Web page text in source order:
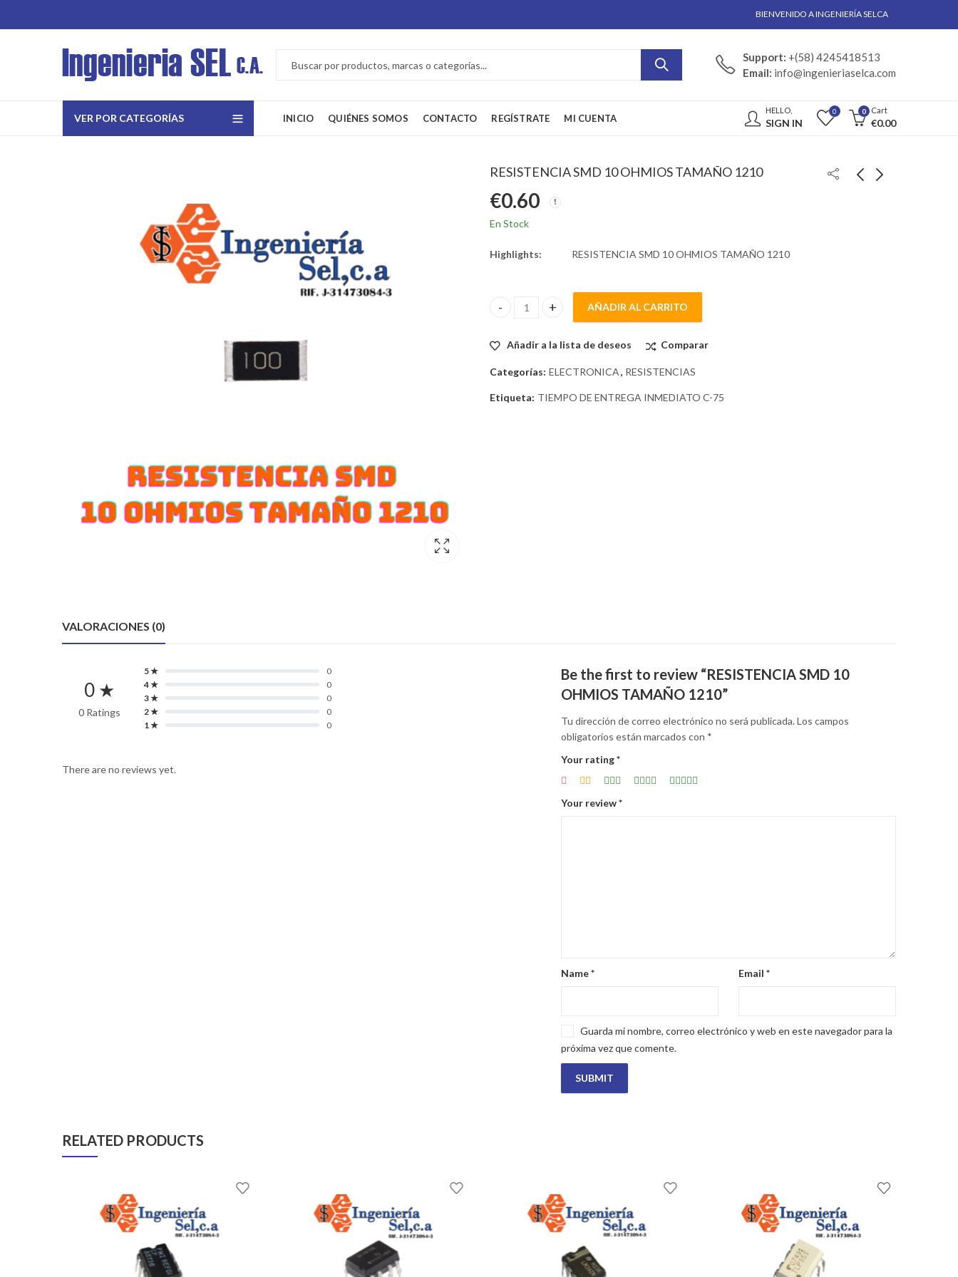
BIENVENIDO A INGENIERÍA SELCA
Support: +(58) 4245418513
Email: info@ingenieriaselca.com
VER POR CATEGORÍAS INICIO QUIÉNES SOMOS CONTACTO REGÍSTRATE MI CUENTA
HELLO,
SIGN IN
0 0 Cart
€0.00
RESISTENCIA SMD 10 OHMIOS TAMAÑO 1210
€0.60
En Stock
Highlights: RESISTENCIA SMD 10 OHMIOS TAMAÑO 1210
RESISTENCIA SMD 10 OHMIOS TAMAÑO 1210 quantity
AÑADIR AL CARRITO
Añadir a la lista de deseos Comparar
Categorías: ELECTRONICA, RESISTENCIAS
Etiqueta: TIEMPO DE ENTREGA INMEDIATO C-75
VALORACIONES (0)
0 ★
0 Ratings
5 ★
0
4 ★
0
3 ★
0
2 ★
0
1 ★
0
There are no reviews yet.
Be the first to review “RESISTENCIA SMD 10
OHMIOS TAMAÑO 1210”
Tu dirección de correo electrónico no será publicada.Los campos
obligatorios están marcados con *
Your rating*
Your review*
Name* Email *
Guarda mi nombre, correo electrónico y web en este navegador para la
próxima vez que comente.
RELATED PRODUCTS